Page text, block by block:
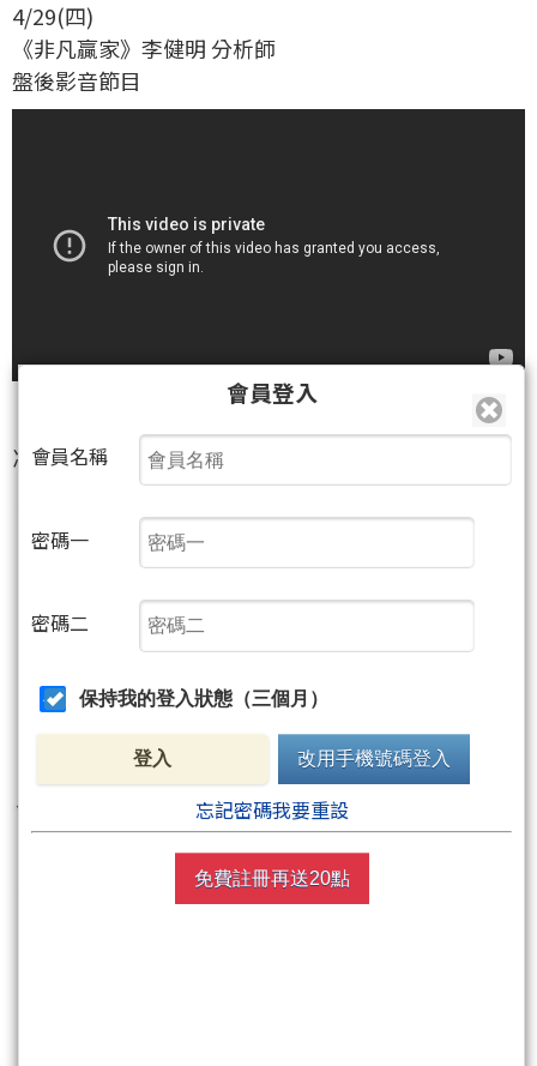
4/29(四)
《非凡贏家》李健明 分析師
盤後影音節目
凌陽買進即漲停創新高！技嘉天天創新高！
會員登入
會員名稱
密碼一
密碼二
保持我的登入狀態（三個月）
登入 改用手機號碼登入
忘記密碼我要重設
免費註冊再送20點